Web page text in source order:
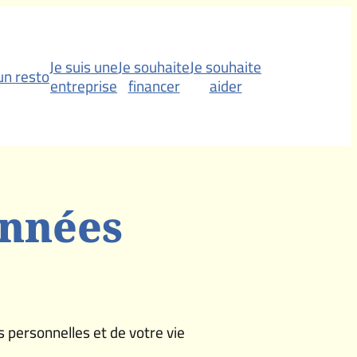
restoJe suis une
entreprise
Je souhaite
financer
Je souhaite
aider
personnelles et de votre vie